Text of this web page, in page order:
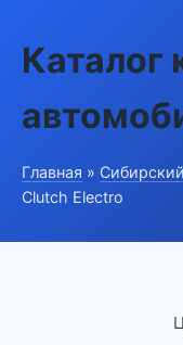
Каталог
Главная »
Clutch Electro